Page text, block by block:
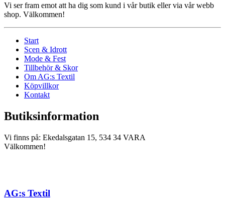
Vi ser fram emot att ha dig som kund i vår butik eller via vår webb
shop. Välkommen!
Start
Scen & Idrott
Mode & Fest
Tillbehör & Skor
Om AG:s Textil
Köpvillkor
Kontakt
Butiksinformation
Vi finns på: Ekedalsgatan 15, 534 34 VARA
Välkommen!
AG:s Textil